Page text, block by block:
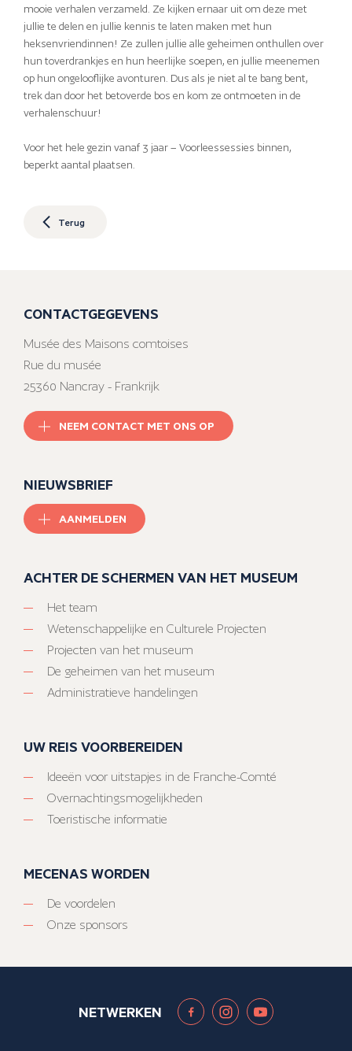
mooie verhalen verzameld. Ze kijken ernaar uit om deze met
jullie te delen en jullie kennis te laten maken met hun
heksenvriendinnen! Ze zullen jullie alle geheimen onthullen over
hun toverdrankjes en hun heerlijke soepen, en jullie meenemen
op hun ongelooflijke avonturen. Dus als je niet al te bang bent,
trek dan door het betoverde bos en kom ze ontmoeten in de
verhalenschuur!
Voor het hele gezin vanaf 3 jaar – Voorleessessies binnen,
beperkt aantal plaatsen.
Terug
CONTACTGEGEVENS
Musée des Maisons comtoises
Rue du musée
25360 Nancray - Frankrijk
NEEM CONTACT MET ONS OP
NIEUWSBRIEF
AANMELDEN
ACHTER DE SCHERMEN VAN HET MUSEUM
Het team
Wetenschappelijke en Culturele Projecten
Projecten van het museum
De geheimen van het museum
Administratieve handelingen
UW REIS VOORBEREIDEN
Ideeën voor uitstapjes in de Franche-Comté
Overnachtingsmogelijkheden
Toeristische informatie
MECENAS WORDEN
De voordelen
Onze sponsors
NETWERKEN